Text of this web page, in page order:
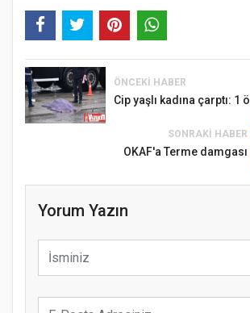
ÖNCEKI HABER
Cip yaşlı kadına çarptı: 1
SONRAKI HABER
OKAF'a Terme damgası
Yorum Yazın